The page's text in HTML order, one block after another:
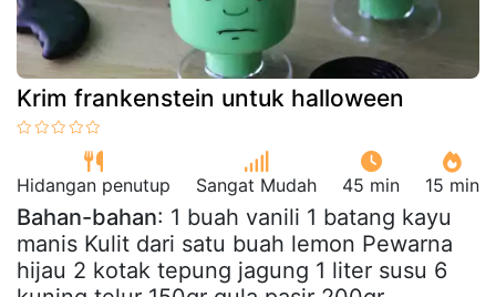
Krim frankenstein untuk halloween
Hidangan penutup Sangat Mudah 45 min 15 min
Bahan-bahan: 1 buah vanili 1 batang kayu
manis Kulit dari satu buah lemon Pewarna
hijau 2 kotak tepung jagung 1 liter susu 6